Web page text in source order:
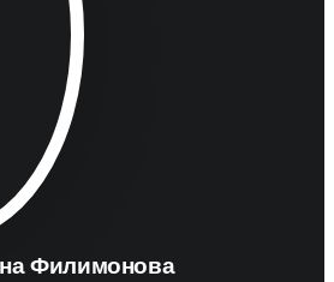
Филимонова